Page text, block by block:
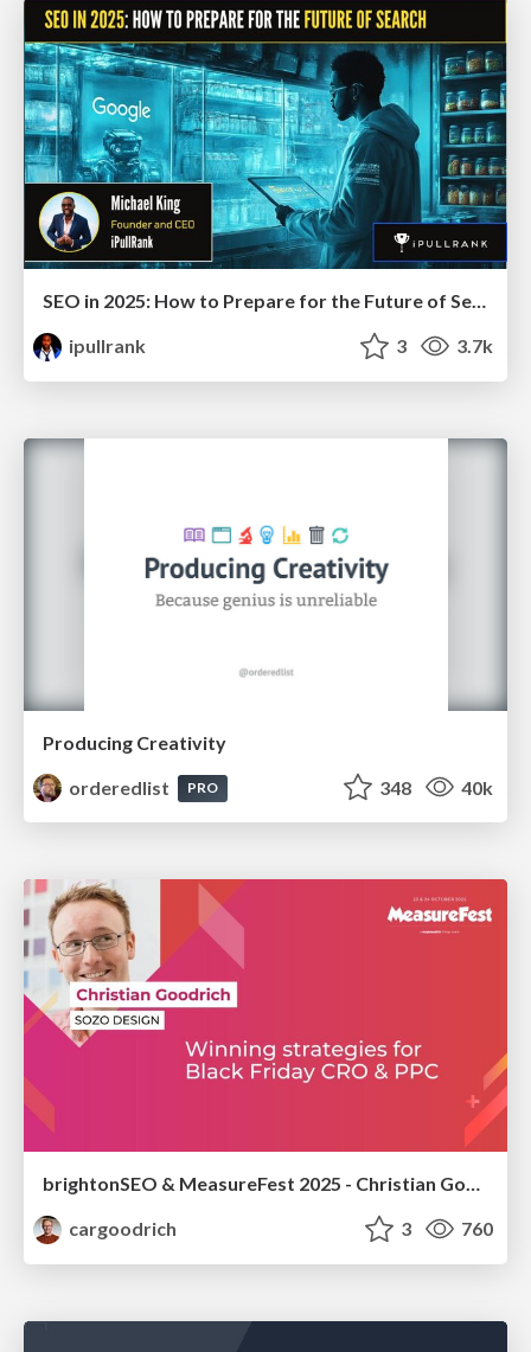
SEO in 2025: How to Prepare for the Future of Search
ipullrank
3 3.7k
Producing Creativity
orderedlist
PRO 348 40k
brightonSEO & MeasureFest 2025 - Christian Goodrich - Winning strategies for Black Friday CRO & PPC
cargoodrich
3 760